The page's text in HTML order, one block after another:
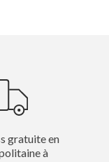
gratuite en
à